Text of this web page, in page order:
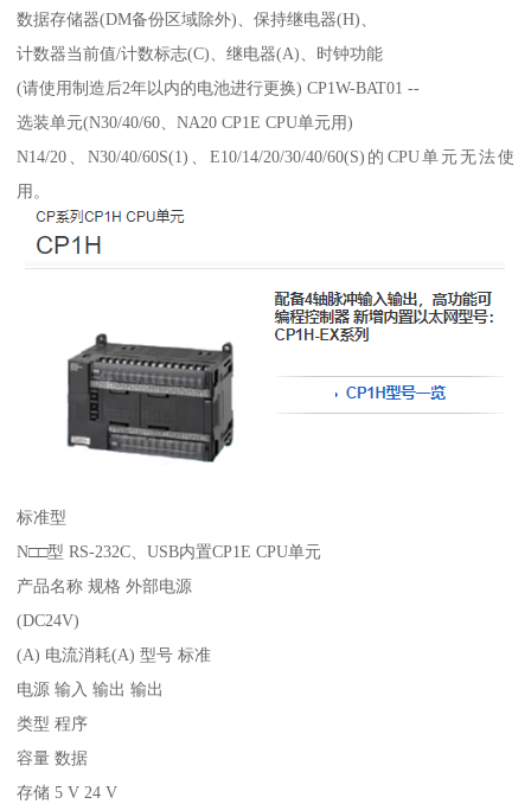
数据存储器(DM备份区域除外)、保持继电器(H)、
计数器当前值/计数标志(C)、继电器(A)、时钟功能
(请使用制造后2年以内的电池进行更换) CP1W-BAT01 --
选装单元(N30/40/60、NA20 CP1E CPU单元用)
N14/20、N30/40/60S(1)、E10/14/20/30/40/60(S)的CPU单元无法使
用。
标准型
N□□型 RS-232C、USB内置CP1E CPU单元
产品名称 规格 外部电源
(DC24V)
(A) 电流消耗(A) 型号 标准
电源 输入 输出 输出
类型 程序
容量 数据
存储 5 V 24 V